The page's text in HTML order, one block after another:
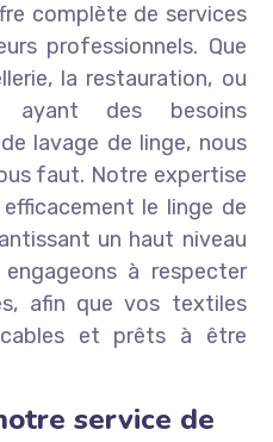
complète de services
professionnels. Que
la restauration, ou
des besoins
lavage de linge, nous
faut. Notre expertise
le linge de
un haut niveau
à respecter
afin que vos textiles
et prêts à être
service de